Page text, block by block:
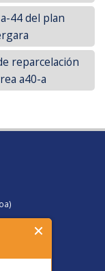
44 del plan
reparcelación
a40-a